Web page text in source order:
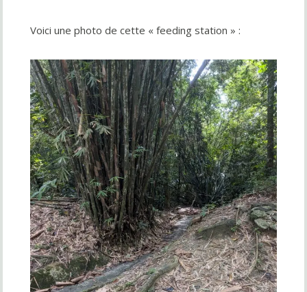
Voici une photo de cette « feeding station » :